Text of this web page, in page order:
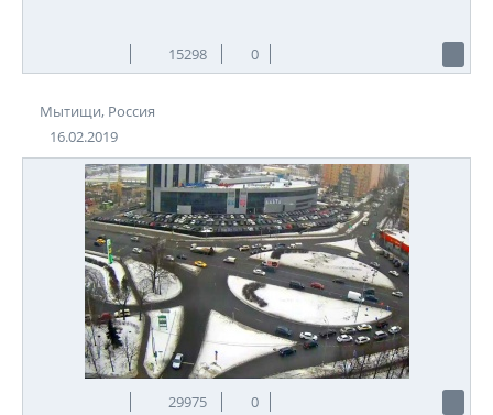
15298 0
Мытищи, Россия
16.02.2019
29975 0